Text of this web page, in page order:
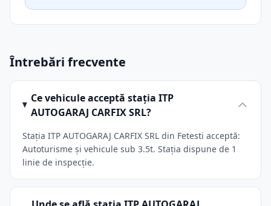
Întrebări frecvente
Ce vehicule acceptă stația ITP
AUTOGARAJ CARFIX SRL?
Stația ITP AUTOGARAJ CARFIX SRL din Fetesti acceptă:
Autoturisme și vehicule sub 3.5t. Stația dispune de 1
linie de inspecție.